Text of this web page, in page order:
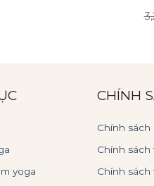
yoga
CHÍNH
Chính sách
Chính
Chính sách